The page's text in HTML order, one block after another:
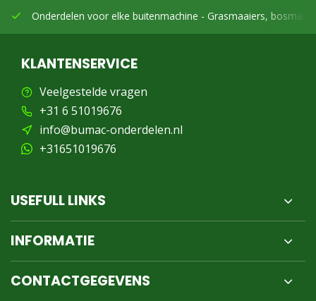
Onderdelen voor elke buitenmachine - Grasmaaiers,
KLANTENSERVICE
Veelgestelde vragen
+31 6 51019676
info@bumac-onderdelen.nl
+31651019676
USEFULL LINKS
INFORMATIE
CONTACTGEGEVENS